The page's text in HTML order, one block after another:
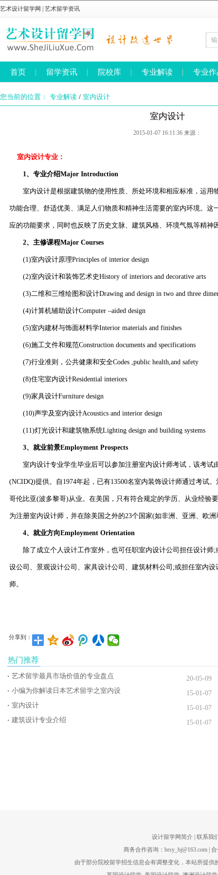
艺术设计留学网 艺术留学资讯
首页 留学资讯 院校库 专业解读 专业
您当前的位置： 专业解读 / 室内设计
室内设计
2015-01-07 16:11:36 来源：
室内设计专业：
1、专业介绍Major Introduction
室内设计是根据建筑物的使用性质、所处环境和相应标准，运用
功能合理、舒适优美、满足人们物质和精神生活需要的室内环境。这
应的功能要求，同时也反映了历史文脉、建筑风格、环境气氛等精神
2、主修课程Major Courses
(1)室内设计原理Principles of interior design
(2)室内设计和装饰艺术史History of interiors and decorative arts
(3)二维和三维绘图和设计Drawing and design in two and three
(4)计算机辅助设计Computer –aided design
(5)室内建材与饰面材料学Interior materials and finishes
(6)施工文件和规范Construction documents and specifications
(7)行业准则，公共健康和安全Codes ,public health,and safety
(8)住宅室内设计Residential interiors
(9)家具设计Furniture design
(10)声学及室内设计Acoustics and interior design
(11)灯光设计和建筑物系统Lighting design and building systems
3、就业前景Employment Prospects
室内设计专业学生毕业后可以参加注册室内设计师考试，该考试
(NCIDQ)提供。自1974年起，已有13500名室内装饰设计师通过考试
哥伦比亚(波多黎哥)从业。在美国，只有符合规定的学历、从业经验
为注册室内设计师，并在除美国之外的23个国家(如非洲、亚洲、欧
4、就业方向Employment Orientation
除了成立个人设计工作室外，也可任职室内设计公司担任设计师
设公司、景观设计公司、家具设计公司、建筑材料公司;或担任室内
师。
分享到：
热门推荐
艺术留学最具市场价值的专业盘点
20-05-09
小编为你解读日本艺术留学之室内设
15-01-07
室内设计
15-01-07
建筑设计专业介绍
15-01-07
设计留学网简介 | 联系我
商务合作咨询：brsy_bj@163.com |
由于部分院校留学招生信息会有调整变化，本站所提供